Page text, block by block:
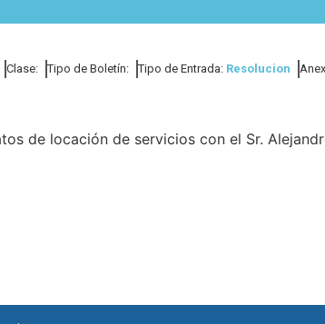
Clase: Tipo de Boletín: Tipo de Entrada: Resolucion
de locación de servicios con el Sr.